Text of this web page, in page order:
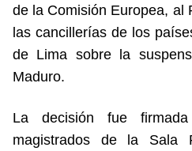
de la Comisión Europea, al
las cancillerías de los
de Lima sobre la
Maduro.
La decisión fue
magistrados de la Sala